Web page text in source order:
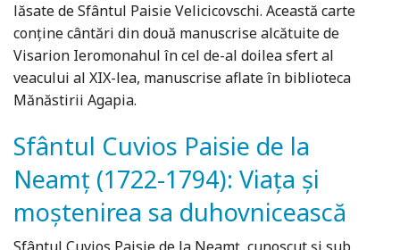
lăsate de Sfântul Paisie Velicicovschi. Această carte
conţine cântări din două manuscrise alcătuite de
Visarion Ieromonahul în cel de-al doilea sfert al
veacului al XIX-lea, manuscrise aflate în biblioteca
Mănăstirii Agapia.
Sfântul Cuvios Paisie de la
Neamţ (1722-1794): Viaţa şi
moştenirea sa duhovnicească